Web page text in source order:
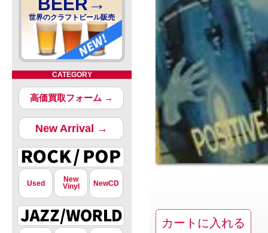
世界のクラフトビール販売
CATEGORY
高価買取フォーム →
New Arrival →
Used
New
Vinyl
NewCD